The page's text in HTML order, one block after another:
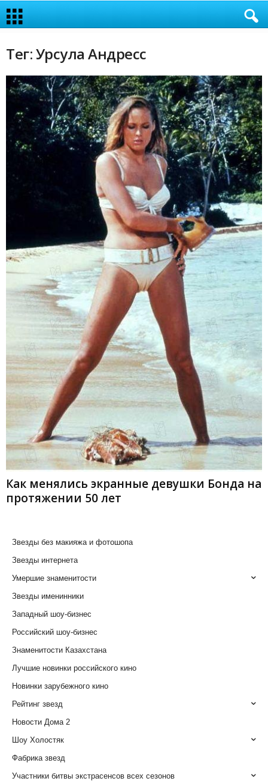
Тег: Урсула Андресс
Как менялись экранные девушки Бонда на
протяжении 50 лет
Звезды без макияжа и фотошопа
Звезды интернета
Умершие знаменитости
Звезды именинники
Западный шоу-бизнес
Российский шоу-бизнес
Знаменитости Казахстана
Лучшие новинки российского кино
Новинки зарубежного кино
Рейтинг звезд
Новости Дома 2
Шоу Холостяк
Фабрика звезд
Участники битвы экстрасенсов всех сезонов